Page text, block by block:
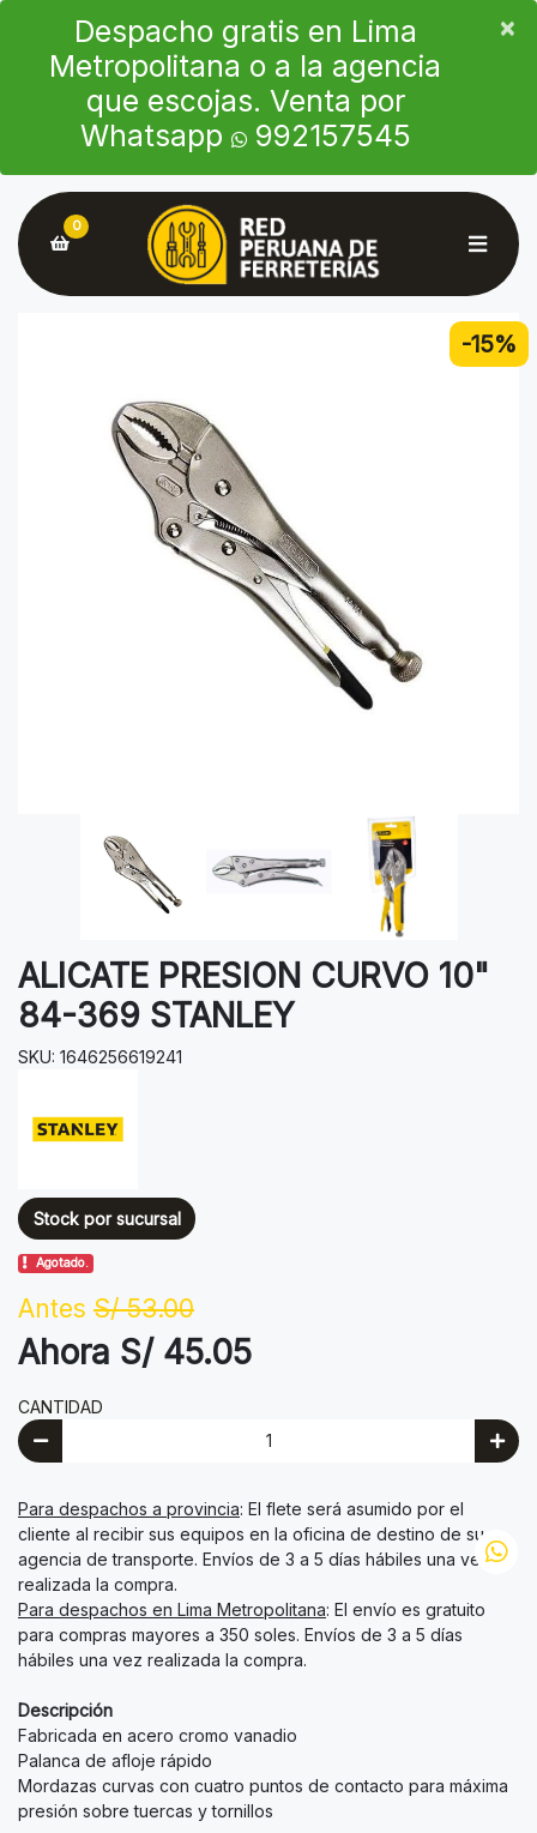
Despacho gratis en Lima
Metropolitana o a la agencia
que escojas. Venta por
Whatsapp
992157545
×
×
0
-15%
ALICATE PRESION CURVO 10"
84-369 STANLEY
SKU: 1646256619241
Stock por sucursal
Agotado.
Antes S/ 53.00
Ahora S/ 45.05
CANTIDAD
Para despachos a provincia: El flete será asumido por el
cliente al recibir sus equipos en la oficina de destino de su
agencia de transporte. Envíos de 3 a 5 días hábiles una vez
realizada la compra.
Para despachos en Lima Metropolitana: El envío es gratuito
para compras mayores a 350 soles. Envíos de 3 a 5 días
hábiles una vez realizada la compra.
Descripción
Fabricada en acero cromo vanadio
Palanca de afloje rápido
Mordazas curvas con cuatro puntos de contacto para máxima
presión sobre tuercas y tornillos